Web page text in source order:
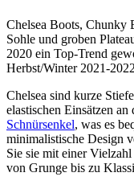
Chelsea Boots, Chunky
Sohle und groben
2020 ein Top-Trend
Herbst/Winter 2021-
Chelsea sind kurze
elastischen Einsätzen
Schnürsenkel, was es
minimalistische Design
Sie sie mit einer
von Grunge bis zu